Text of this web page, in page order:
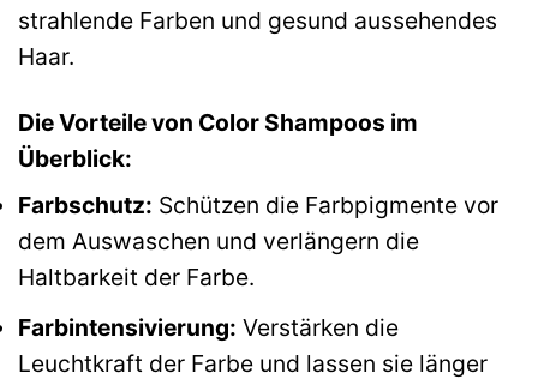
strahlende Farben und gesund aussehendes
Haar.
Die Vorteile von Color Shampoos im
Überblick:
Farbschutz: Schützen die Farbpigmente vor
dem Auswaschen und verlängern die
Haltbarkeit der Farbe.
Farbintensivierung: Verstärken die
Leuchtkraft der Farbe und lassen sie länger